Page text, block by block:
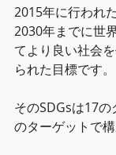
2015年に行われ
2030年までに世
てより良い社会
られた目標です。
そのSDGsは17
のターゲットで構